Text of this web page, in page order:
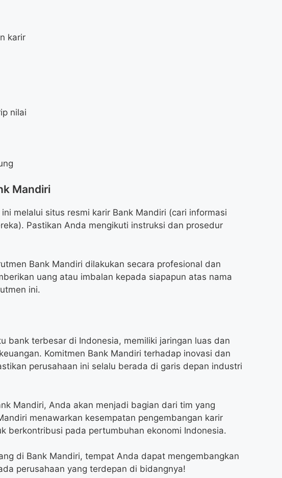
karir
nilai
Mandiri
melalui situs resmi karir Bank Mandiri (cari informasi
Pastikan Anda mengikuti instruksi dan prosedur
Bank Mandiri dilakukan secara profesional dan
uang atau imbalan kepada siapapun atas nama
ini.
bank terbesar di Indonesia, memiliki jaringan luas dan
Komitmen Bank Mandiri terhadap inovasi dan
perusahaan ini selalu berada di garis depan industri
Mandiri, Anda akan menjadi bagian dari tim yang
menawarkan kesempatan pengembangan karir
berkontribusi pada pertumbuhan ekonomi Indonesia.
di Bank Mandiri, tempat Anda dapat mengembangkan
perusahaan yang terdepan di bidangnya!